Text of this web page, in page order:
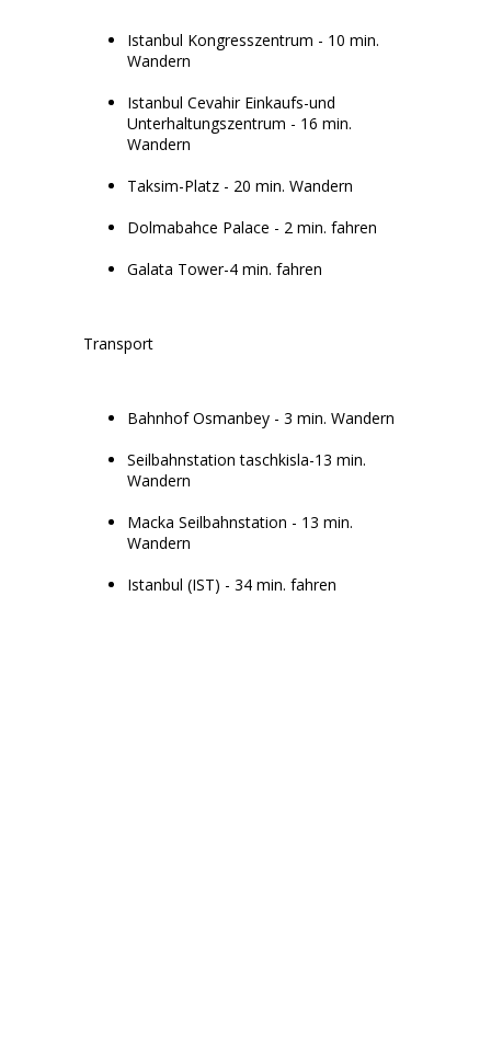
Istanbul Kongresszentrum - 10 min.
Wandern
Istanbul Cevahir Einkaufs-und
Unterhaltungszentrum - 16 min.
Wandern
Taksim-Platz - 20 min. Wandern
Dolmabahce Palace - 2 min. fahren
Galata Tower-4 min. fahren
Transport
Bahnhof Osmanbey - 3 min. Wandern
Seilbahnstation taschkisla-13 min.
Wandern
Macka Seilbahnstation - 13 min.
Wandern
Istanbul (IST) - 34 min. fahren